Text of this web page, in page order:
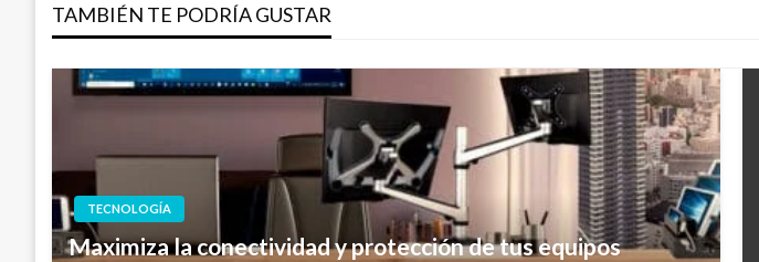
entradas
TAMBIÉN TE PODRÍA GUSTAR
TECNOLOGÍA
Maximiza la conectividad y protección de tus equipos